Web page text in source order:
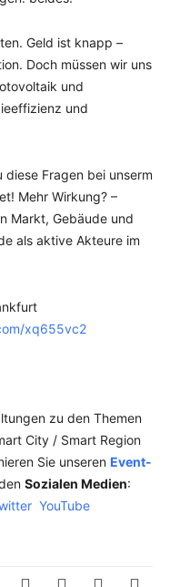
Geld ist knapp –
Doch müssen wir uns
und
und
diese Fragen bei unserm
Mehr Wirkung? –
Markt, Gebäude und
als aktive Akteure im
xq655vc2
zu den Themen
City / Smart Region
Sie unseren Event-
Sozialen Medien:
YouTube